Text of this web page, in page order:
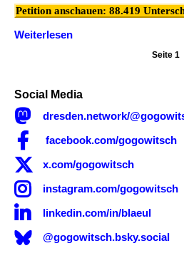
Petition anschauen: 88.419
Weiterlesen
Kriminalisierung
stoppen
Seite 1
Social Media
 dresden.network/
 facebook.com/gogowitsch
 x.com/gogowitsch
 instagram.com/gogowitsch
 linkedin.com/in/blaeul
@gogowitsch.bsky.social